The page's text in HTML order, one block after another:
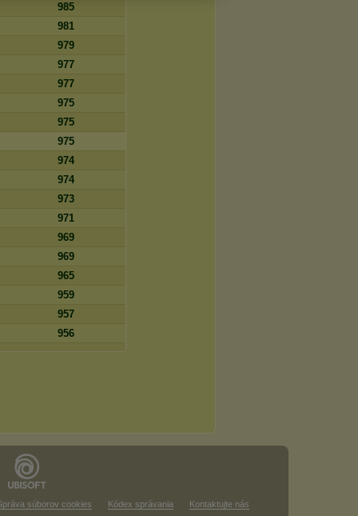
985
981
979
977
977
975
975
975
974
974
973
971
969
969
965
959
957
956
súborov cookies Kódex správania Kontaktujte nás